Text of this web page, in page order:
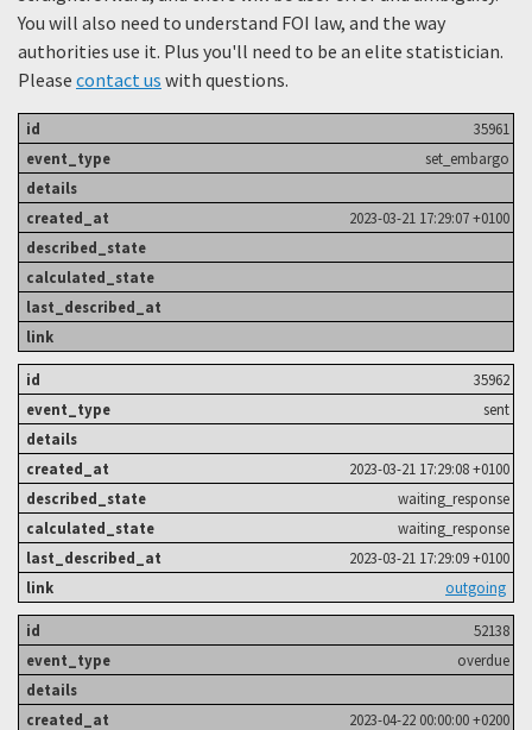
You will also need to understand FOI law, and the way
authorities use it. Plus you'll need to be an elite statistician.
Please contact us with questions.
35961
set_embargo
2023-03-21 17:29:07 +0100
35962
sent
2023-03-21 17:29:08 +0100
waiting_response
waiting_response
2023-03-21 17:29:09 +0100
outgoing
52138
overdue
2023-04-22 00:00:00 +0200